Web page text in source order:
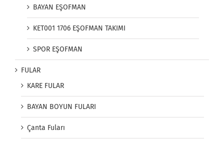
BAYAN EŞOFMAN
KET001 1706 EŞOFMAN TAKIMI
SPOR EŞOFMAN
FULAR
KARE FULAR
BAYAN BOYUN FULARI
Çanta Fuları